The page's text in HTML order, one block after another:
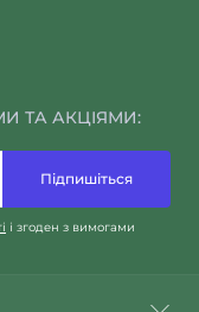
ТА АКЦІЯМИ:
Підпишіться
і згоден з вимогами